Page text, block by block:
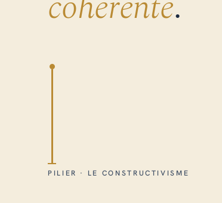
PILIER · LE CONSTRUCTIVISME